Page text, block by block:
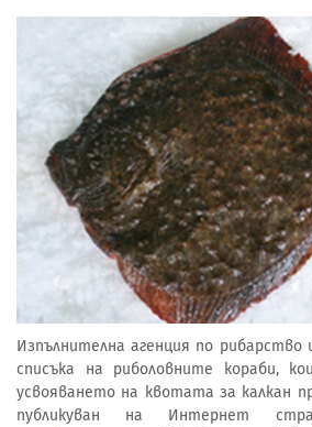
Изпълнителна агенция по рибарство
списъка на риболовните кораби,
усвояването на квотата за калкан
публикуван на Интернет